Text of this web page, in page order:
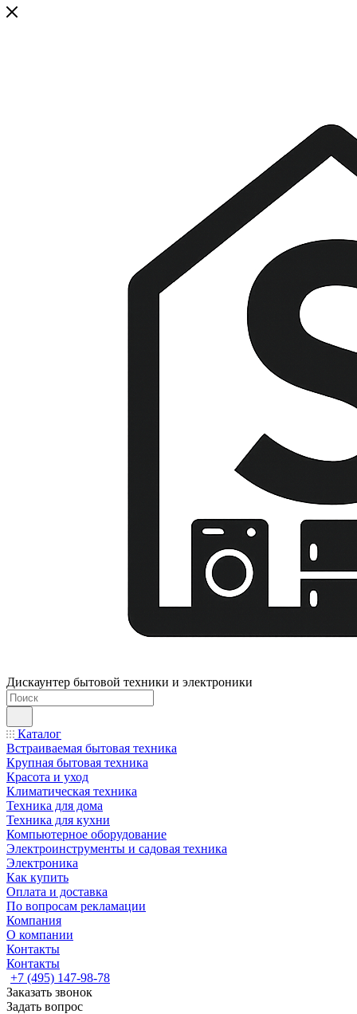
Дискаунтер бытовой техники и электроники
Каталог
Встраиваемая бытовая техника
Крупная бытовая техника
Красота и уход
Климатическая техника
Техника для дома
Техника для кухни
Компьютерное оборудование
Электроинструменты и садовая техника
Электроника
Как купить
Оплата и доставка
По вопросам рекламации
Компания
О компании
Контакты
Контакты
+7 (495) 147-98-78
Заказать звонок
Задать вопрос